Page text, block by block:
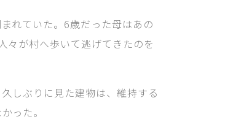
れていた。6歳だった母はあの
々が村へ歩いて逃げてきたのを
しぶりに見た建物は、維持する
った。